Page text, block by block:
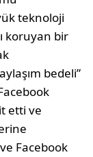
teknoloji
koruyan bir
bedeli”
etti ve
Facebook